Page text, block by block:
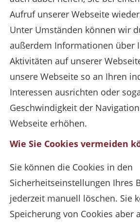
Aufruf unserer Webseite
Unter Umständen können wir
außerdem Informationen über
Aktivitäten auf unserer
unsere Webseite so an Ihren
Interessen ausrichten oder
Geschwindigkeit der
Webseite erhöhen.
Wie Sie Cookies vermeiden
Sie können die Cookies in den
Sicherheitseinstellungen Ihres
jederzeit manuell löschen. Sie
Speicherung von Cookies aber